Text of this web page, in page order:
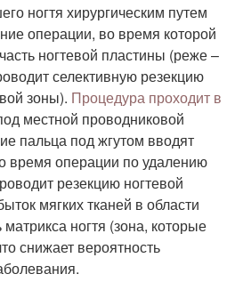
ногтя хирургическим путем
операции, во время которой
ногтевой пластины (реже –
селективную резекцию
зоны). Процедура проходит в
местной проводниковой
пальца под жгутом вводят
время операции по удалению
резекцию ногтевой
мягких тканей в области
матрикса ногтя (зона, которые
снижает вероятность